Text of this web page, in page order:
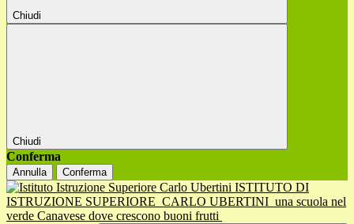
Chiudi
Chiudi
Conferma
Annulla Conferma
ISTITUTO DI
ISTRUZIONE SUPERIORE CARLO UBERTINI una scuola nel
verde Canavese dove crescono buoni frutti